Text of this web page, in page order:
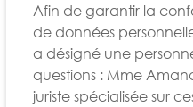
Afin de garantir la
de données
a désigné une
questions : Mme
juriste spécialisée sur